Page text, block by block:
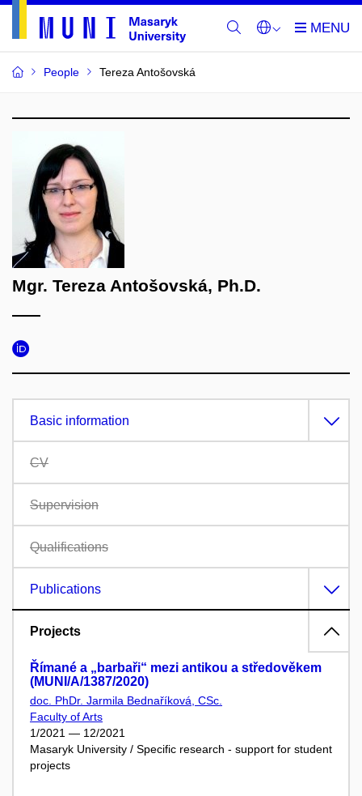
People Tereza Antošovská
Mgr. Tereza Antošovská, Ph.D.
Basic information
CV
Supervision
Qualifications
Publications
Projects
Římané a „barbaři“ mezi antikou a středověkem
(MUNI/A/1387/2020)
doc. PhDr. Jarmila Bednaříková, CSc.
Faculty of Arts
1/2021 — 12/2021
Masaryk University / Specific research - support for student
projects